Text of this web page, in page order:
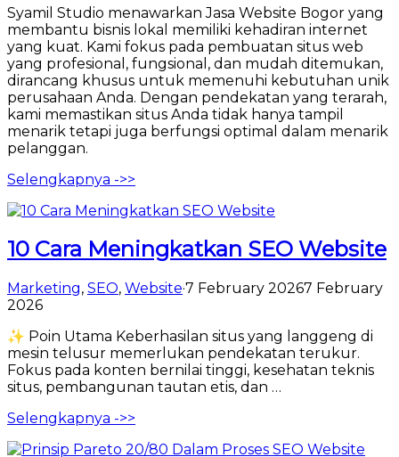
Syamil Studio menawarkan Jasa Website Bogor yang
membantu bisnis lokal memiliki kehadiran internet
yang kuat. Kami fokus pada pembuatan situs web
yang profesional, fungsional, dan mudah ditemukan,
dirancang khusus untuk memenuhi kebutuhan unik
perusahaan Anda. Dengan pendekatan yang terarah,
kami memastikan situs Anda tidak hanya tampil
menarik tetapi juga berfungsi optimal dalam menarik
pelanggan.
Selengkapnya ->>
10 Cara Meningkatkan SEO Website
Marketing, SEO, Website·7 February 20267 February
2026
✨ Poin Utama Keberhasilan situs yang langgeng di
mesin telusur memerlukan pendekatan terukur.
Fokus pada konten bernilai tinggi, kesehatan teknis
situs, pembangunan tautan etis, dan …
Selengkapnya ->>